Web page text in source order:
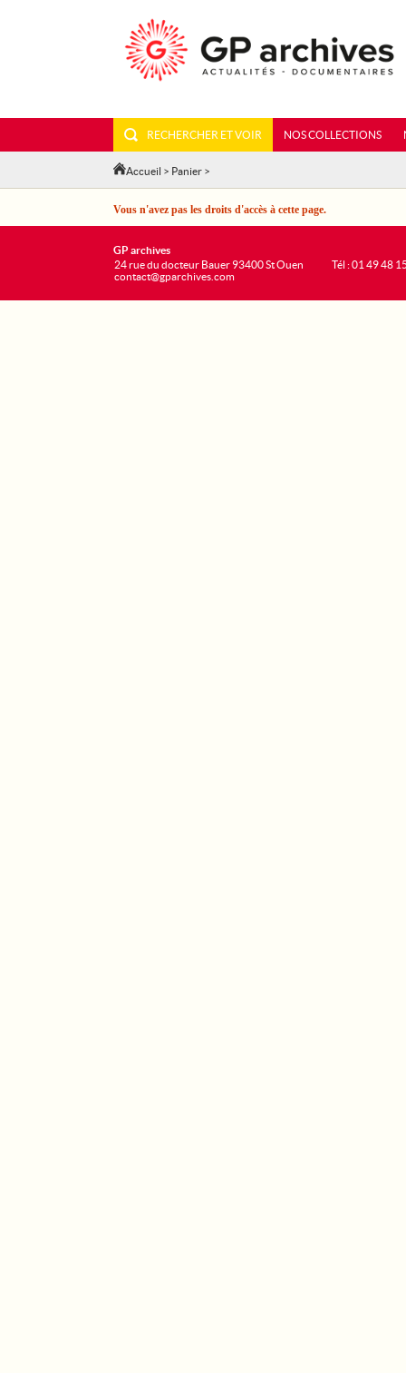
RECHERCHER ET VOIR NOS COLLECTIONS
Accueil > Panier >
Vous n'avez pas les droits d'accès à cette page.
GP archives
24 rue du docteur Bauer 93400 St Ouen
contact@gparchives.com
Tél : 01 49 48